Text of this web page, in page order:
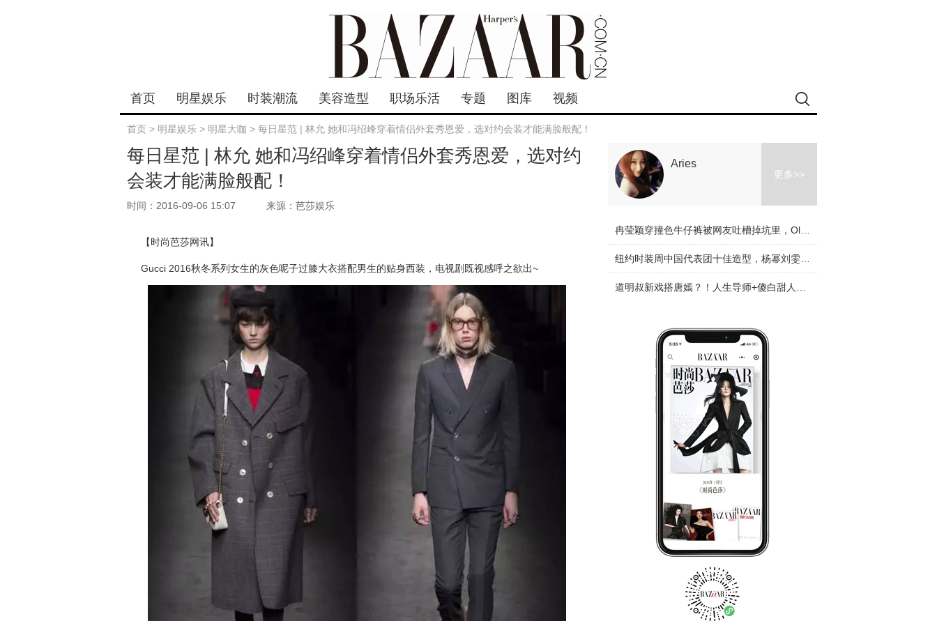
首页 明星娱乐 时装潮流 美容造型 职场乐活 专题 图库 视频
首页 > 明星娱乐 > 明星大咖 > 每日星范 | 林允 她和冯绍峰穿着情侣外套秀恩爱，选对约会装才能满脸般配！
每日星范 | 林允 她和冯绍峰穿着情侣外套秀恩爱，选对约
会装才能满脸般配！
时间：2016-09-06 15:07 来源：芭莎娱乐
【时尚芭莎网讯】
Gucci 2016秋冬系列女生的灰色呢子过膝大衣搭配男生的贴身西装，电视剧既视感呼之欲出~
Aries
更多>>